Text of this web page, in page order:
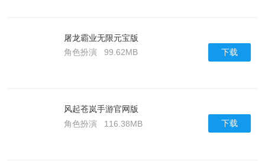
屠龙霸业无限元宝版
角色扮演
99.62MB 下载
风起苍岚手游官网版
角色扮演
116.38MB 下载